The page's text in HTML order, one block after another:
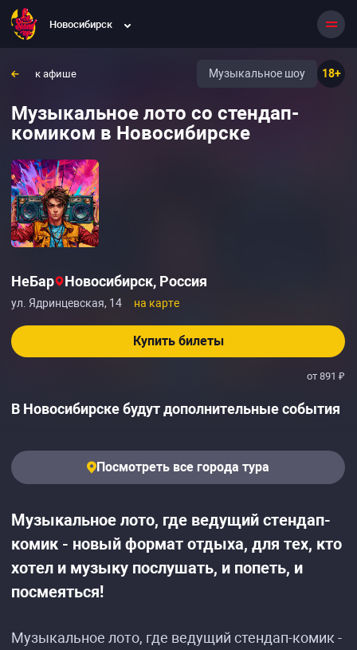
Новосибирск
к афише 18+
Музыкальное шоу
Музыкальное лото со стендап-
комиком в Новосибирске
НеБар Новосибирск, Россия
ул. Ядринцевская, 14 на карте
Купить билеты
от 891 ₽
В Новосибирске будут дополнительные события
Посмотреть все города тура
Музыкальное лото, где ведущий стендап-
комик - новый формат отдыха, для тех, кто
хотел и музыку послушать, и попеть, и
посмеяться!
Музыкальное лото, где ведущий стендап-комик -